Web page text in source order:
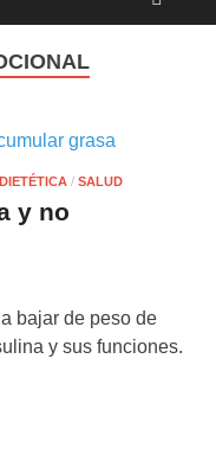
/ SALUD
y no
bajar de peso de
y sus funciones.